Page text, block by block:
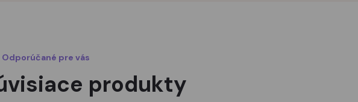
Odporúčané pre vás
produkty